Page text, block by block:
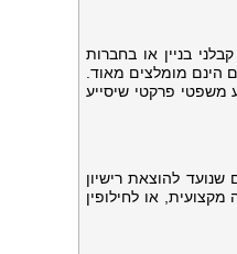
בניין או בחברות
הינם מומלצים מאוד.
משפטי פרקטי שיסייע
להוצאת רישיון
או לחילופין